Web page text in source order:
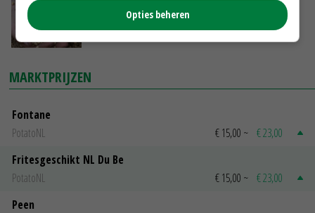
CZAV verwacht verdere uitbreiding Zeeuwse
sojateelt
MARKTPRIJZEN
Fontane
PotatoNL
€ 15,00 ~ € 23,00
Fritesgeschikt NL Du Be
PotatoNL
€ 15,00 ~ € 23,00
Peen
Opties beheren